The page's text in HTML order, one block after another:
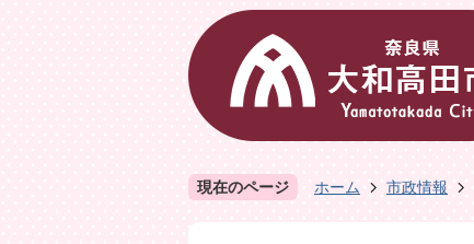
現在のページ ホーム 市政情報